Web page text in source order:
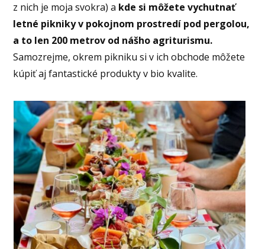
z nich je moja svokra) a kde si môžete vychutnať
letné pikniky v pokojnom prostredí pod pergolou,
a to len 200 metrov od nášho agriturismu.
Samozrejme, okrem pikniku si v ich obchode môžete
kúpiť aj fantastické produkty v bio kvalite.